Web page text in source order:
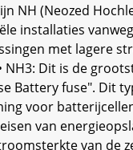
NH (Neozed
installaties
met lagere
Dit is de
Battery fuse". Dit
voor
van
van